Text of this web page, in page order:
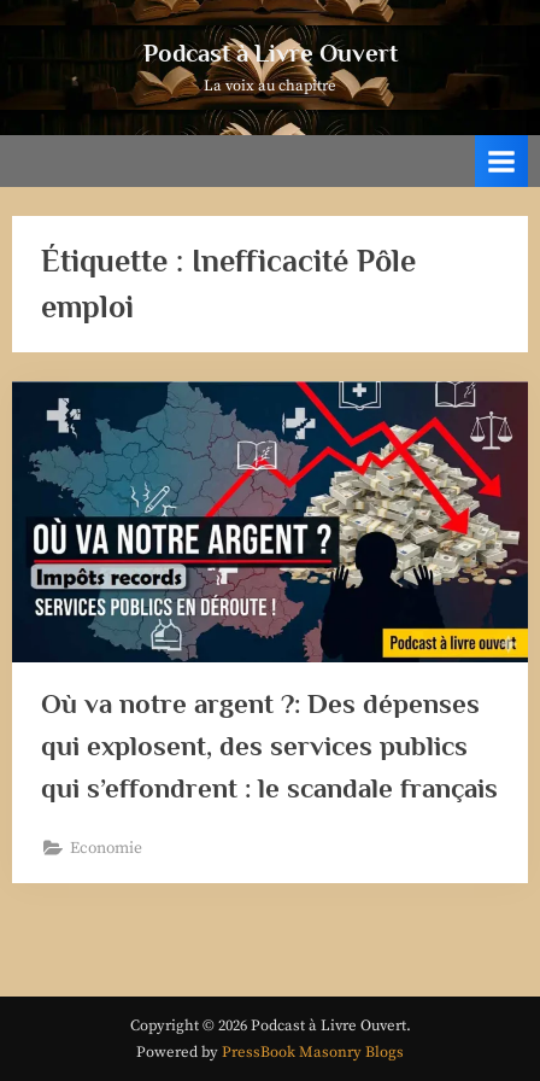
Podcast à Livre Ouvert
La voix au chapitre
Étiquette : Inefficacité Pôle
emploi
Où va notre argent ?: Des dépenses
qui explosent, des services publics
qui s’effondrent : le scandale français
Economie
Copyright © 2026 Podcast à Livre Ouvert.
Powered byPressBook Masonry Blogs